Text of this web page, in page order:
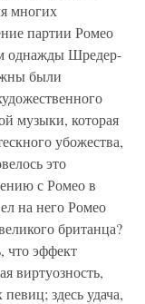
многих
партии Ромео
однажды Шредер-
были
музыки, которая
убожества,
это
с Ромео в
на него Ромео
британца?
что эффект
виртуозность,
здесь удача,